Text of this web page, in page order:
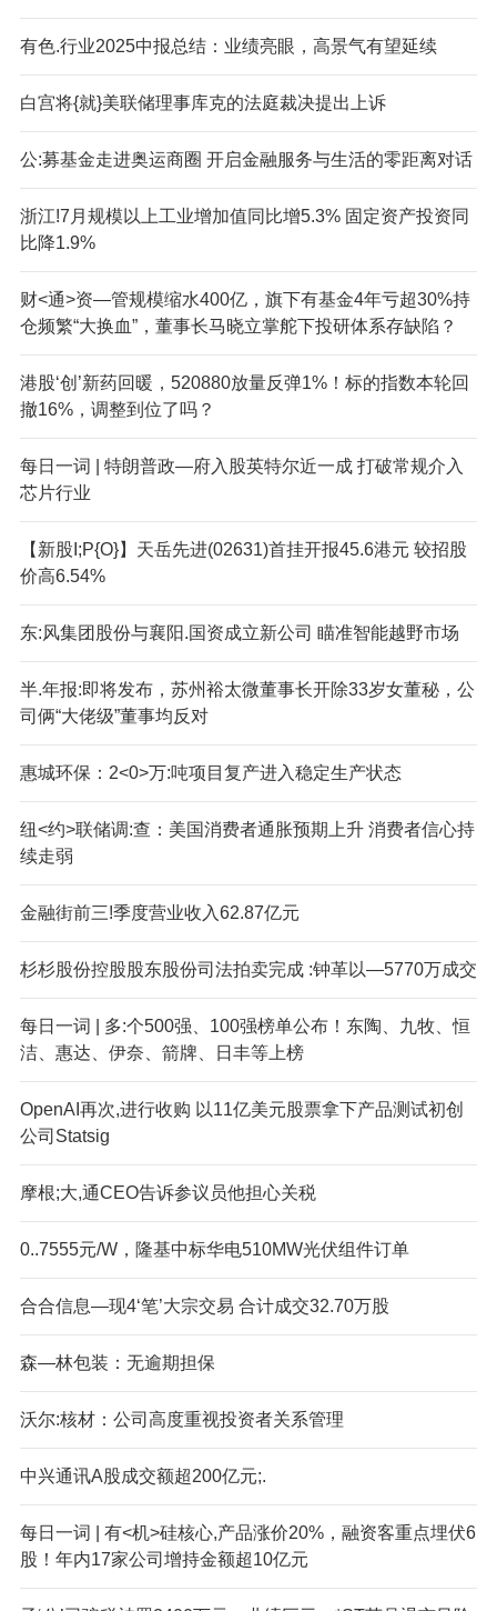
有色.行业2025中报总结：业绩亮眼，高景气有望延续
白宫将{就}美联储理事库克的法庭裁决提出上诉
公:募基金走进奥运商圈 开启金融服务与生活的零距离对话
浙江!7月规模以上工业增加值同比增5.3% 固定资产投资同
比降1.9%
财<通>资—管规模缩水400亿，旗下有基金4年亏超30%持
仓频繁“大换血”，董事长马晓立掌舵下投研体系存缺陷？
港股‘创’新药回暖，520880放量反弹1%！标的指数本轮回
撤16%，调整到位了吗？
每日一词 | 特朗普政—府入股英特尔近一成 打破常规介入
芯片行业
【新股I;P{O}】天岳先进(02631)首挂开报45.6港元 较招股
价高6.54%
东:风集团股份与襄阳.国资成立新公司 瞄准智能越野市场
半.年报:即将发布，苏州裕太微董事长开除33岁女董秘，公
司俩“大佬级”董事均反对
惠城环保：2<0>万:吨项目复产进入稳定生产状态
纽<约>联储调:查：美国消费者通胀预期上升 消费者信心持
续走弱
金融街前三!季度营业收入62.87亿元
杉杉股份控股股东股份司法拍卖完成 :钟革以—5770万成交
每日一词 | 多:个500强、100强榜单公布！东陶、九牧、恒
洁、惠达、伊奈、箭牌、日丰等上榜
OpenAI再次,进行收购 以11亿美元股票拿下产品测试初创
公司Statsig
摩根;大,通CEO告诉参议员他担心关税
0..7555元/W，隆基中标华电510MW光伏组件订单
合合信息—现4‘笔’大宗交易 合计成交32.70万股
森—林包装：无逾期担保
沃尔:核材：公司高度重视投资者关系管理
中兴通讯A股成交额超200亿元;.
每日一词 | 有<机>硅核心,产品涨价20%，融资客重点埋伏6
股！年内17家公司增持金额超10亿元